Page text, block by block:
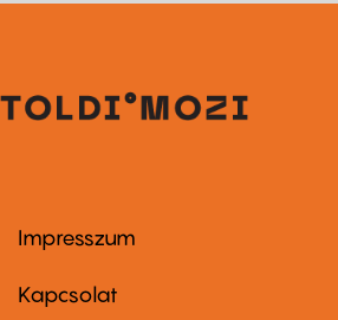
Footer
first
Impresszum
Kapcsolat